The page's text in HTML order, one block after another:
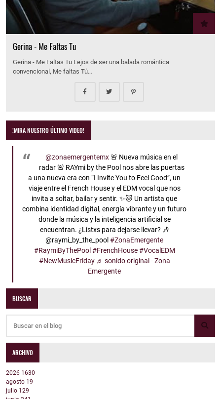
Gerina - Me Faltas Tu
Gerina - Me Faltas Tu Lejos de ser una balada romántica
convencional, Me faltas Tú…
!MIRA NUESTRO ÚLTIMO VIDEO!
@zonaemergentemx🚨 Nueva música en el
radar 🚨 RAYmi by the Pool nos abre las puertas
a una nueva era con “I Invite You to Feel Good”, un
viaje entre el French House y el EDM vocal que nos
invita a soltar, bailar y sentir. ✨🐱 Un artista que
combina identidad digital, energía vibrante y un futuro
donde la música y la inteligencia artificial se
encuentran. ¿Listxs para dejarse llevar? 🎶
@raymi_by_the_pool#ZonaEmergente
#RaymiByThePool #FrenchHouse #VocalEDM
#NewMusicFriday ♬ sonido original - Zona
Emergente
BUSCAR
ARCHIVO
2026 1630
agosto 19
julio 129